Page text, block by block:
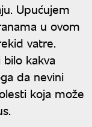
Upućujem
u ovom
vatre.
kakva
da nevini
koja može